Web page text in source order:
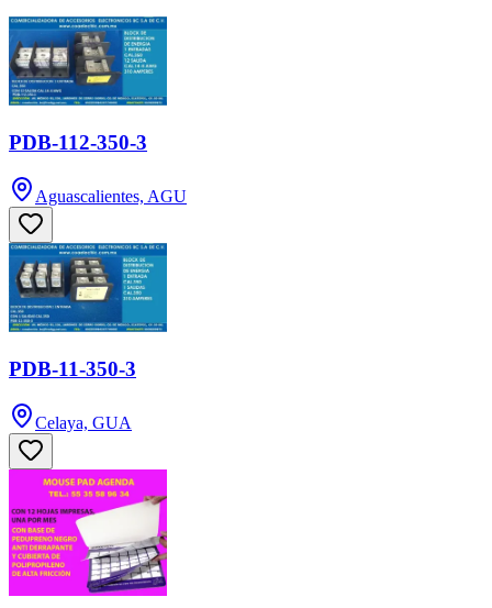
PDB-112-350-3
Aguascalientes, AGU
PDB-11-350-3
Celaya, GUA